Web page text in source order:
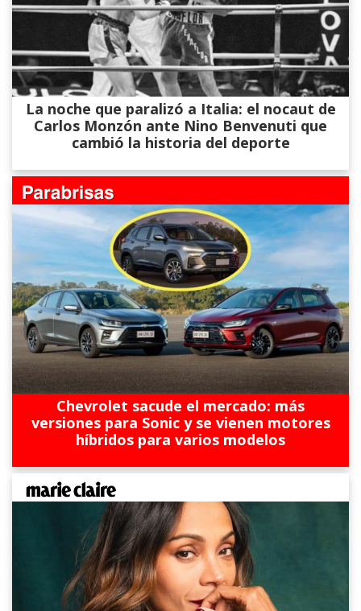
La noche que paralizó a Italia: el nocaut de
Carlos Monzón ante Nino Benvenuti que
cambió la historia del deporte
Chevrolet sacude el mercado: más
versiones para Sonic y se vienen motores
híbridos para varios modelos